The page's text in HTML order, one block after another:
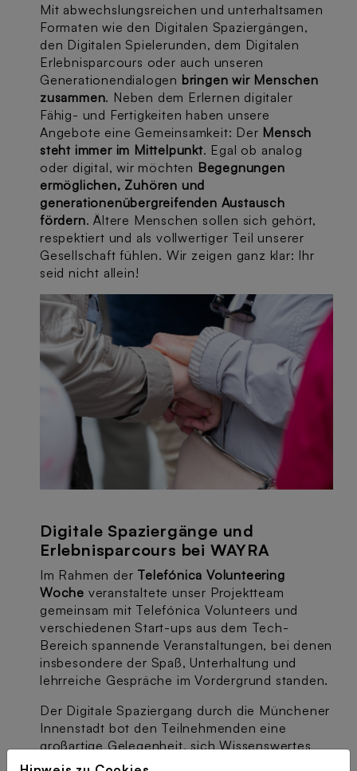
Mit abwechslungsreichen und unterhaltsamen
Formaten wie den Digitalen Spaziergängen,
den Digitalen Spielerunden, dem Digitalen
Erlebnisparcours oder auch unseren
Generationendialogen bringen wir Menschen
zusammen. Neben dem Erlernen digitaler
Fähig- und Fertigkeiten haben unsere
Angebote eine Gemeinsamkeit: Der Mensch
steht immer im Mittelpunkt. Egal ob analog
oder digital, wir möchten Begegnungen
ermöglichen, Zuhören und
generationenübergreifenden Austausch
fördern. Ältere Menschen sollen sich gehört,
respektiert und als vollwertiger Teil unserer
Gesellschaft fühlen. Wir zeigen ganz klar: Ihr
seid nicht allein!
Digitale Spaziergänge und
Erlebnisparcours bei WAYRA
Im Rahmen der Telefónica Volunteering
Woche veranstaltete unser Projektteam
gemeinsam mit Telefónica Volunteers und
verschiedenen Start-ups aus dem Tech-
Bereich spannende Veranstaltungen, bei denen
insbesondere der Spaß, Unterhaltung und
lehrreiche Gespräche im Vordergrund standen.
Der Digitale Spaziergang durch die Münchener
Innenstadt bot den Teilnehmenden eine
großartige Gelegenheit, sich Wissenswertes
über die bekannteren sowie versteckten